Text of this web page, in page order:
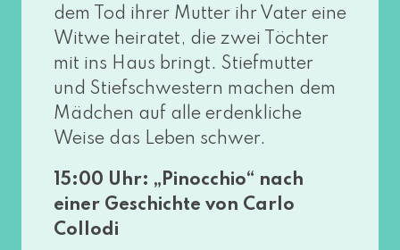
dem Tod ihrer Mutter ihr Vater eine
Witwe hei­ra­tet, die zwei Töchter
mit ins Haus bringt. Stiefmutter
und Stiefschwestern machen dem
Mädchen auf alle erdenk­li­che
Weise das Leben schwer.
15:00 Uhr: „Pinocchio“ nach
einer Geschichte von Carlo
Collodi